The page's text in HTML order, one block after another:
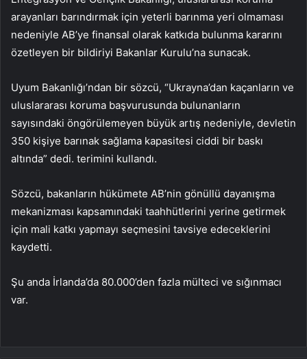
arayanları barındırmak için yeterli barınma yeri olmaması
nedeniyle AB’ye finansal olarak katkıda bulunma kararını
özetleyen bir bildiriyi Bakanlar Kurulu’na sunacak.
Uyum Bakanlığı’ndan bir sözcü, “Ukrayna’dan kaçanların ve
uluslararası koruma başvurusunda bulunanların
sayısındaki öngörülemeyen büyük artış nedeniyle, devletin
350 kişiye barınak sağlama kapasitesi ciddi bir baskı
altında” dedi. terimini kullandı.
Sözcü, bakanların hükümete AB’nin gönüllü dayanışma
mekanizması kapsamındaki taahhütlerini yerine getirmek
için mali katkı yapmayı seçmesini tavsiye edeceklerini
kaydetti.
Şu anda İrlanda’da 80.000’den fazla mülteci ve sığınmacı
var.